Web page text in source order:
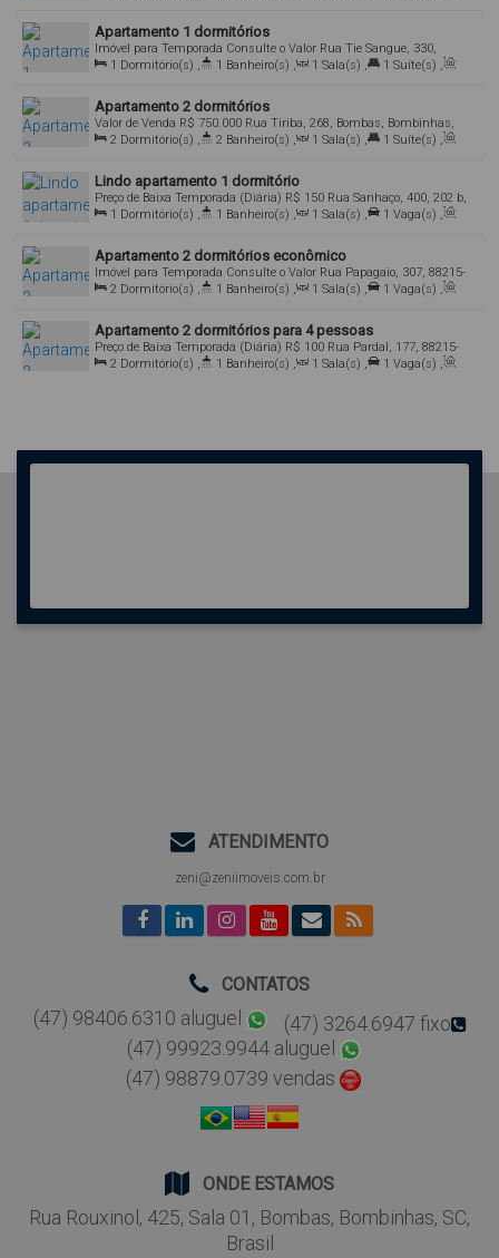
Apartamento 1 dormitórios
Consulte o Valor
Imóvel para Temporada
Rua Tie Sangue, 330,
Bombas, Bombinhas, Santa Catarina, Brasil
1 Dormitório(s) , 1 Banheiro(s) , 1 Sala(s) , 1 Suíte(s) ,
Apartamento 2 dormitórios
R$ 750.000
Valor de Venda
Rua Tiriba, 268, Bombas, Bombinhas,
Santa Catarina, Brasil
2 Dormitório(s) , 2 Banheiro(s) , 1 Sala(s) , 1 Suíte(s) ,
Lindo apartamento 1 dormitório
R$ 150
Preço de Baixa Temporada (Diária)
Rua Sanhaço, 400, 202 b,
88215-000, Bombas, Bombinhas, Santa Catarina, Brasil
1 Dormitório(s) , 1 Banheiro(s) , 1 Sala(s) , 1 Vaga(s) ,
Apartamento 2 dormitórios econômico
Consulte o Valor
Imóvel para Temporada
Rua Papagaio, 307, 88215-
000, Bombas, Bombinhas, Santa Catarina, Brasil
2 Dormitório(s) , 1 Banheiro(s) , 1 Sala(s) , 1 Vaga(s) ,
Apartamento 2 dormitórios para 4 pessoas
R$ 100
Preço de Baixa Temporada (Diária)
Rua Pardal, 177, 88215-
000, Bombas, Bombinhas, Santa Catarina, Brasil
2 Dormitório(s) , 1 Banheiro(s) , 1 Sala(s) , 1 Vaga(s) ,
ATENDIMENTO
zeni@zeniimoveis.com.br
CONTATOS
(47) 98406.6310 aluguel
(47) 3264.6947 fixo
(47) 99923.9944 aluguel
(47) 98879.0739 vendas
ONDE ESTAMOS
Rua Rouxinol , 425, Sala 01 , Bombas, Bombinhas, SC,
Brasil